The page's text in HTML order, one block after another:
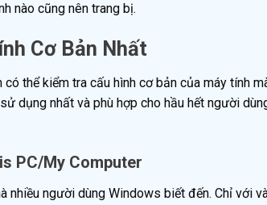
nào cũng nên trang bị.
Cơ Bản Nhất
thể kiểm tra cấu hình cơ bản của máy tính
dụng nhất và phù hợp cho hầu hết người
PC/My Computer
nhiều người dùng Windows biết đến. Chỉ với